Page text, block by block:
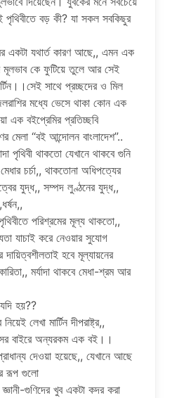
বড় কী? যা সকল সবকিছুর
একটা যথার্ত কারণ আছে,, এমন এক
মূলভাব কে ফুটিয়ে তুলে আর সেই
সাথে প্রচ্ছদের ও মিল
মধ্যে ভেসে থাকা কোন এক
এক বইপ্রেমির প্রতিচ্ছবি
মেলা “বই আন্দোলন বাংলাদেশ”..
পৃথিবী থাকতো যেখানে থাকবে গুনি
চর্চা,, থাকতোনা অধিপত্যের
যুদ্ধ,, সম্পদ লুণ্ঠনের যুদ্ধ,,
পরিশ্রমের মূল্য থাকতো,,
যাচাই করে নেওয়ার সুযোগ
হবে মূল্যায়নের
মর্যাদা থাকবে মেধা-শ্রম আর
হয়??
লেখা মার্টিন দীপরাষ্ট্র,,
বাইরে অন্যরকম এক বই।।
দেওয়া হয়েছে,, যেখানে আছে
রূপ গুলো
জ্ঞানী-গুণিদের খুব একটা কদর করা